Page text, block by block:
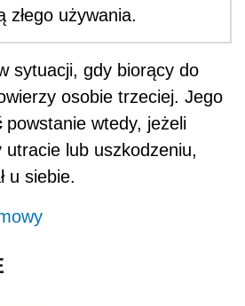
złego używania.
sytuacji, gdy biorący do
osobie trzeciej. Jego
powstanie wtedy, jeżeli
utracie lub uszkodzeniu,
u siebie.